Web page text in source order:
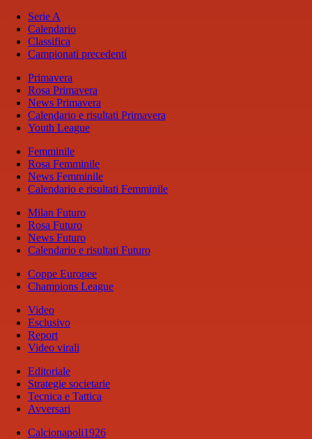
Serie A
Calendario
Classifica
Campionati precedenti
Primavera
Rosa Primavera
News Primavera
Calendario e risultati Primavera
Youth League
Femminile
Rosa Femminile
News Femminile
Calendario e risultati Femminile
Milan Futuro
Rosa Futuro
News Futuro
Calendario e risultati Futuro
Coppe Europee
Champions League
Video
Esclusivo
Report
Video virali
Editoriale
Strategie societarie
Tecnica e Tattica
Avversari
Calcionapoli1926